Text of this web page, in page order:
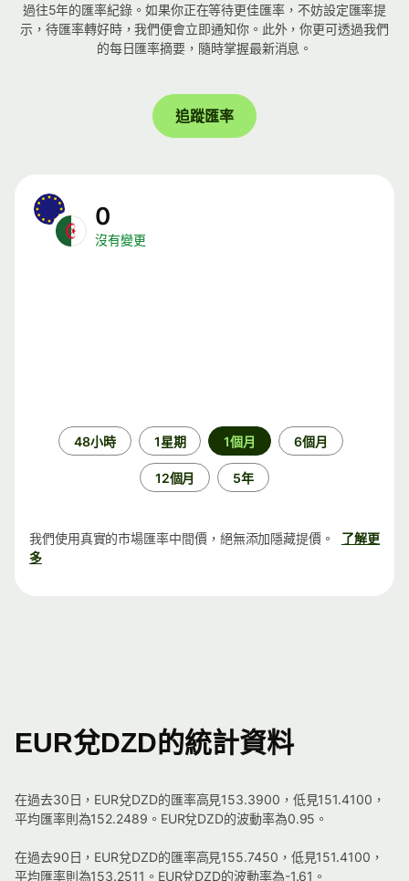
過往5年的匯率紀錄。如果你正在等待更佳匯率，不妨設定匯率提
示，待匯率轉好時，我們便會立即通知你。此外，你更可透過我們
的每日匯率摘要，隨時掌握最新消息。
追蹤匯率
0
沒有變更
48小時 1星期 1個月 6個月
12個月 5年
我們使用真實的市場匯率中間價，絕無添加隱藏提價。
了解更
多
EUR兌DZD的統計資料
在過去30日，EUR兌DZD的匯率高見153.3900，低見151.4100，
平均匯率則為152.2489。EUR兌DZD的波動率為0.95。
在過去90日，EUR兌DZD的匯率高見155.7450，低見151.4100，
平均匯率則為153.2511。EUR兌DZD的波動率為-1.61。